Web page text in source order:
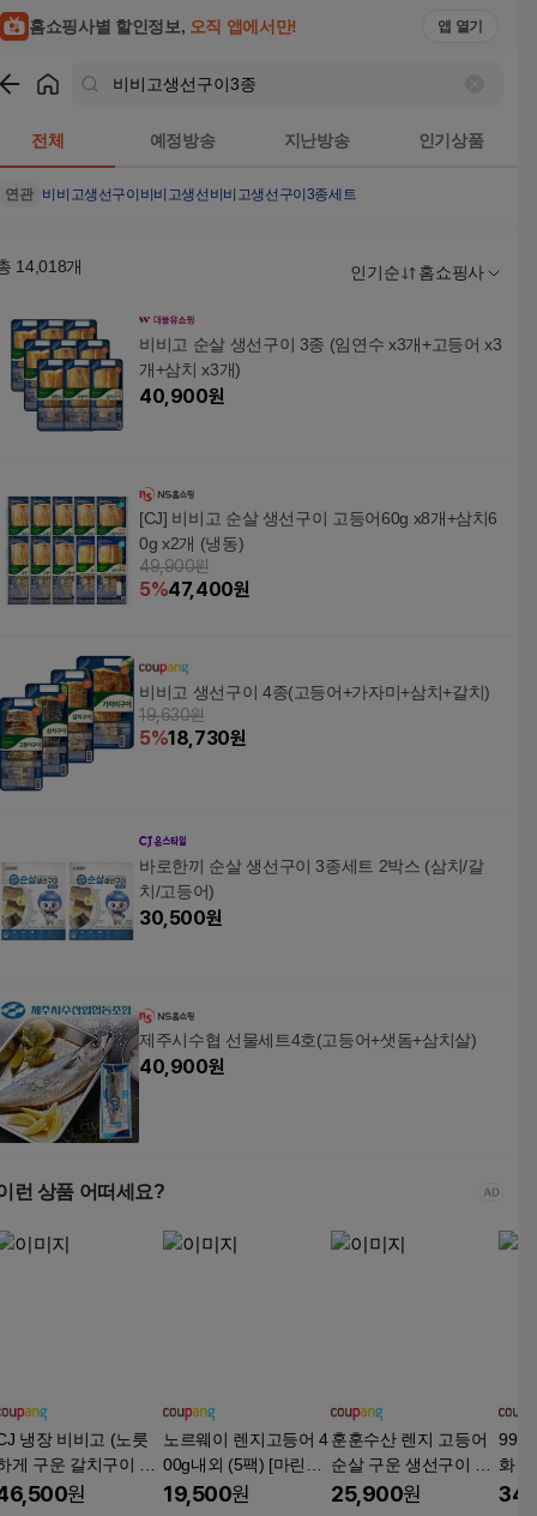
홈쇼핑사별 할인정보, 오직 앱에서만! 앱 열기
전체 예정방송 지난방송 인기상품
연관 비비고생선구이 비비고생선 비비고생선구이3종세트
14,018개 인기순 홈쇼핑사
비비고 순살 생선구이 3종 (임연수 x3개+고등어 x3
개+삼치 x3개)
40,900원
[CJ] 비비고 순살 생선구이 고등어60g x8개+삼치6
0g x2개 (냉동)
49,900원
5%47,400원
비비고 생선구이 4종(고등어+가자미+삼치+갈치)
19,630원
5%18,730원
바로한끼 순살 생선구이 3종세트 2박스 (삼치/갈
치/고등어)
30,500원
제주시수협 선물세트4호(고등어+샛돔+삼치살)
40,900원
런 상품 어떠세요?
냉장 비비고 (노릇
게 구운 갈치구이 70
가자미구이구이 70
원
노르웨이 렌지고등어 4
00g내외 (5팩) [마린쉐
프의선택] 순살 고등어
19,500원
훈훈수산 렌지 고등어
순살 구운 생선구이 바
로 먹는 생선 살 자반, 1
25,900원
화
지에